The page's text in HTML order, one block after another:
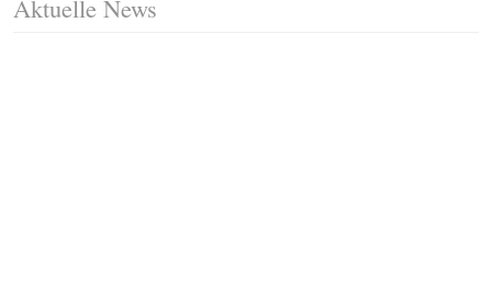
Aktuelle News